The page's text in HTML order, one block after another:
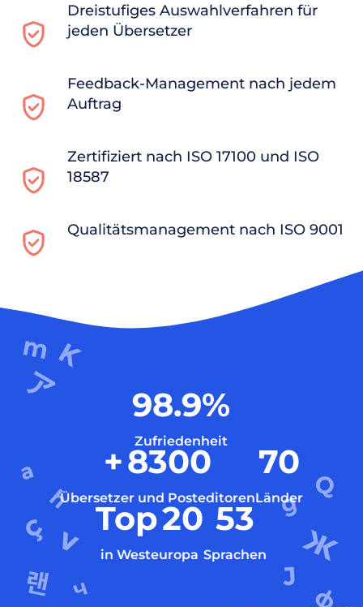
Dreistufiges Auswahlverfahren für
jeden Übersetzer
Feedback-Management nach jedem
Auftrag
Zertifiziert nach ISO 17100 und ISO
18587
Qualitätsmanagement nach ISO 9001
98.9%
Zufriedenheit
+8300
Übersetzer und Posteditoren
70
Länder
Top20
in Westeuropa
53
Sprachen